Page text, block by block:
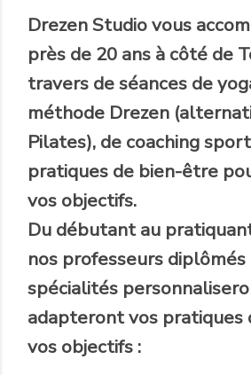
Drezen Studiovous
près de 20 ans à côté de
travers de séances de
méthode Drezen
Pilates), de coaching
pratiques de bien-être
vos objectifs.
Du débutant au
nos professeurs
spécialités
adapteront vos pratiques
vos objectifs :